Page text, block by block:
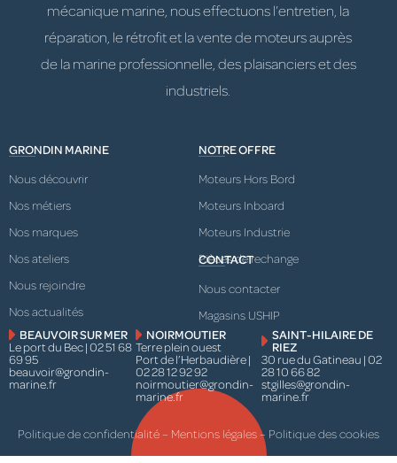
mécanique marine, nous effectuons l’entretien, la
réparation, le rétrofit et la vente de moteurs auprès
de la marine professionnelle, des plaisanciers et des
industriels.
GRONDIN MARINE
Nous découvrir
Nos métiers
Nos marques
Nos ateliers
Nous rejoindre
Nos actualités
NOTRE OFFRE
Moteurs Hors Bord
Moteurs Inboard
Moteurs Industrie
Pièces de rechange
CONTACT
Nous contacter
Magasins USHIP
BEAUVOIR SUR MER
Le port du Bec | 02 51 68
69 95
beauvoir@grondin-
marine.fr
NOIRMOUTIER
Terre plein ouest
Port de l’Herbaudière |
02 28 12 92 92
noirmoutier@grondin-
marine.fr
SAINT-HILAIRE DE
RIEZ
30 rue du Gatineau | 02
28 10 66 82
stgilles@grondin-
marine.fr
Politique de confidentialité– Mentions légales– Politique des cookies